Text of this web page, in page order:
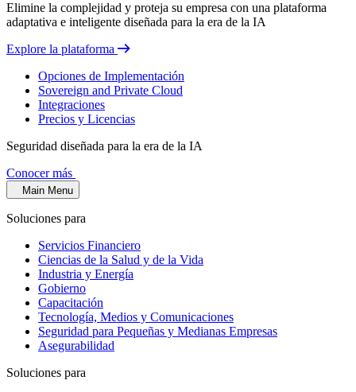
Elimine la complejidad y proteja su empresa con una plataforma
adaptativa e inteligente diseñada para la era de la IA
Explore la plataforma
Opciones de Implementación
Sovereign and Private Cloud
Integraciones
Precios y Licencias
Seguridad diseñada para la era de la IA
Conocer más
Main Menu
Soluciones para
Servicios Financiero
Ciencias de la Salud y de la Vida
Industria y Energía
Gobierno
Capacitación
Tecnología, Medios y Comunicaciones
Seguridad para Pequeñas y Medianas Empresas
Asegurabilidad
Soluciones para